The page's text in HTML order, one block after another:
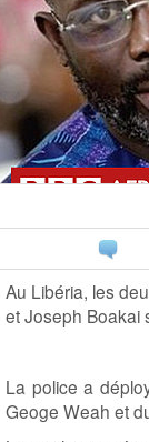
Au Libéria, les
et Joseph Boakai
La police a
Geoge Weah et